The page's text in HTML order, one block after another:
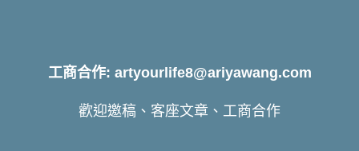
工商合作: artyourlife8@ariyawang.com
歡迎邀稿、客座文章、工商合作